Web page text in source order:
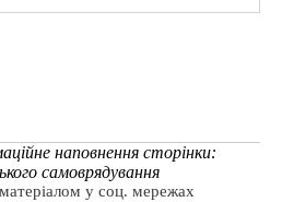
наповнення сторінки:
самоврядування
у соц. мережах